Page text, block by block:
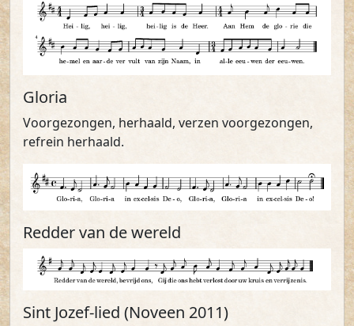
Gloria
Voorgezongen, herhaald, verzen voorgezongen,
refrein herhaald.
Redder van de wereld
Sint Jozef-lied (Noveen 2011)